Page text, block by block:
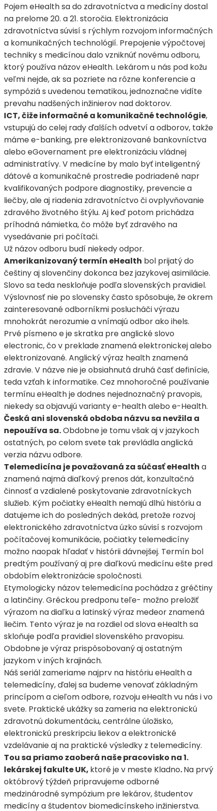
Pojem eHealth sa do zdravotníctva a medicíny dostal
na prelome 20. a 21. storočia. Elektronizácia
zdravotníctva súvisí s rýchlym rozvojom informačných
a komunikačných technológií. Prepojenie výpočtovej
techniky s medicínou dalo vzniknúť novému odboru,
ktorý používa názov eHealth. Lekárom u nás pod kožu
veľmi nejde, ak sa pozriete na rôzne konferencie a
sympóziá s uvedenou tematikou, jednoznačne vidíte
prevahu nadšených inžinierov nad doktorov.
ICT, čiže informačné a komunikačné technológie,
vstupujú do celej rady ďalších odvetví a odborov, takže
máme e-banking, pre elektronizované bankovníctva
alebo eGovernament pre elektronizáciu vládnej
administratívy. V medicíne by malo byť inteligentný
dátové a komunikačné prostredie podriadené napr
kvalifikovaných podpore diagnostiky, prevencie a
liečby, ale aj riadenia zdravotníctvo či ovplyvňovanie
zdravého životného štýlu. Aj keď potom prichádza
príhodná námietka, čo môže byť zdravého na
vysedávanie pri počítači.
Už názov odboru budí niekedy odpor.
Amerikanizovaný termín eHealth bol prijatý do
češtiny aj slovenčiny dokonca bez jazykovej asimilácie.
Slovo sa teda neskloňuje podľa slovenských pravidiel.
Výslovnosť nie po slovensky často spôsobuje, že okrem
zainteresované odborníkmi poslucháči výrazu
mnohokrát nerozumie a vnímajú odbor ako ihels.
Prvé písmeno e je skratka pre anglické slovo
electronic, čo v preklade znamená elektronickej alebo
elektronizované. Anglický výraz health znamená
zdravie. V názve nie je obsiahnutá druhá časť definície,
teda vzťah k informatike. Cez mnohoročné používanie
termínu eHealth je dodnes nejednoznačný pravopis,
niekedy sa objavujú varianty e-health alebo e-Health.
Česká ani slovenská obdoba názvu sa nevžila a
nepoužíva sa.Obdobne je tomu však aj v jazykoch
ostatných, po celom svete tak prevládla anglická
verzia názvu odbore.
Telemedicína je považovaná za súčasť eHealth a
znamená najmä diaľkový prenos dát, konzultačná
činnosť a vzdialené poskytovanie zdravotníckych
služieb. Kým počiatky eHealth nemajú dlhú históriu a
datujeme ich do posledných dekád, pretože rozvoj
elektronického zdravotníctva úzko súvisí s rozvojom
počítačovej komunikácie, počiatky telemedicíny
možno naopak hľadať v histórii dávnejšej. Termín bol
predtým používaný aj pre diaľkovú medicínu ešte pred
obdobím elektronizácie spoločnosti.
Etymologicky názov telemedicína pochádza z gréčtiny
a latinčiny. Gréckou predponu teľe- možno preložiť
výrazom na diaľku a latinský výraz medeor znamená
liečim. Tento výraz je na rozdiel od slova eHealth sa
skloňuje podľa pravidiel slovenského pravopisu.
Obdobne je výraz prispôsobovaný aj ostatným
jazykom v iných krajinách.
Náš seriál zameriame najprv na históriu eHealth a
telemedicíny, ďalej sa budeme venovať základným
princípom a cieľom odbore, rozvoju eHealth vu nás i vo
svete. Praktické ukážky sa zameria na elektronickú
zdravotnú dokumentáciu, centrálne úložisko,
elektronickú preskripciu liekov a elektronické
vzdelávanie aj na praktické výsledky z telemedicíny.
Tou sa priamo zaoberá naše pracovisko na 1.
lekárskej fakulte UK, ktoré je v meste Kladno.Na prvý
októbrový týždeň pripravujeme odborné
medzinárodné sympózium pre lekárov, študentov
medicíny a študentov biomedicínskeho inžinierstva.